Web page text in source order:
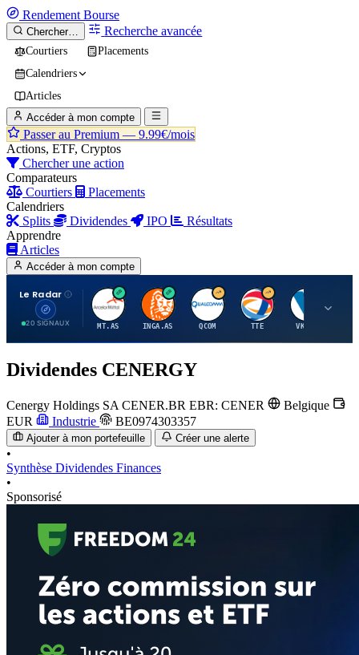
Rendement Bourse
Chercher… Recherche avancée
Courtiers
Placements
Calendriers
Articles
Accéder à mon compte
Passer au Premium — 9.99€/mois
Actions, ETF, Cryptos
Chercher une action
Comparateurs
Courtiers
Placements
Calendriers
Splits
Dividendes IPO
Résultats
Apprendre
Articles
Accéder à mon compte
Le Radar
20 SIGNAUX
A
MT.AS
I
INGA.AS
Q
QCOM
T
TTE VK.PA
Dividendes CENERGY
Cenergy Holdings SA CENER.BR EBR: CENER
Belgique
EUR
Industrie BE0974303357
Ajouter à mon portefeuille Créer une alerte
•
Synthèse Dividendes Finances
•
Sponsorisé